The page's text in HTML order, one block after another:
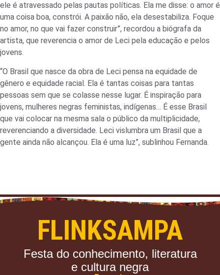
ele é atravessado pelas pautas políticas. Ela me disse: o amor é
uma coisa boa, constrói. A paixão não, ela desestabiliza. Foque
no amor, no que vai fazer construir”, recordou a biógrafa da
artista, que reverencia o amor de Leci pela educação e pelos
jovens.
“O Brasil que nasce da obra de Leci pensa na equidade de
gênero e equidade racial. Ela é tantas coisas para tantas
pessoas sem que se colasse nesse lugar. É inspiração para
jovens, mulheres negras feministas, indígenas… É esse Brasil
que vai colocar na mesma sala o público da multiplicidade,
reverenciando a diversidade. Leci vislumbra um Brasil que a
gente ainda não alcançou. Ela é uma luz”, sublinhou Fernanda.
FLINKSAMPA
Festa do conhecimento, literatura
e cultura negra